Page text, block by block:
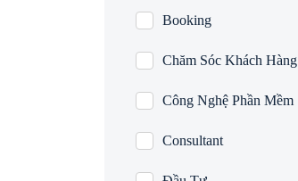
Booking
Chăm Sóc Khách Hàng
Công Nghệ Phần Mềm
Consultant